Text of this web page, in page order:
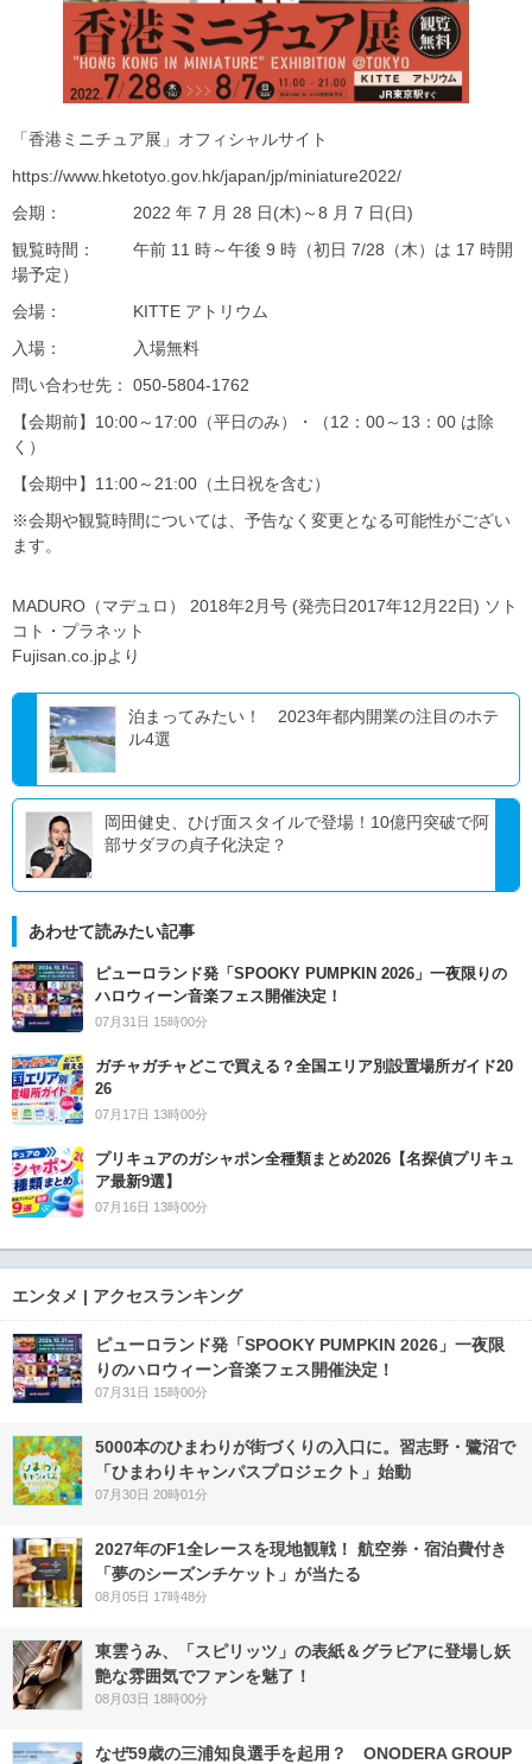
「香港ミニチュア展」オフィシャルサイト
https://www.hketotyo.gov.hk/japan/jp/miniature2022/
会期： 2022 年 7 月 28 日(木)～8 月 7 日(日)
観覧時間： 午前 11 時～午後 9 時（初日 7/28（木）は 17 時開
場予定）
会場： KITTE アトリウム
入場： 入場無料
問い合わせ先： 050-5804-1762
【会期前】10:00～17:00（平日のみ）・（12：00～13：00 は除
く）
【会期中】11:00～21:00（土日祝を含む）
※会期や観覧時間については、予告なく変更となる可能性がござい
ます。
MADURO（マデュロ） 2018年2月号 (発売日2017年12月22日) ソト
コト・プラネット
Fujisan.co.jpより
泊まってみたい！ 2023年都内開業の注目のホテ
ル4選
岡田健史、ひげ面スタイルで登場！10億円突破で阿
部サダヲの貞子化決定？
あわせて読みたい記事
ピューロランド発「SPOOKY PUMPKIN 2026」一夜限りの
ハロウィーン音楽フェス開催決定！
07月31日 15時00分
ガチャガチャどこで買える？全国エリア別設置場所ガイド20
26
07月17日 13時00分
プリキュアのガシャポン全種類まとめ2026【名探偵プリキュ
ア最新9選】
07月16日 13時00分
エンタメ | アクセスランキング
ピューロランド発「SPOOKY PUMPKIN 2026」一夜限
りのハロウィーン音楽フェス開催決定！
07月31日 15時00分
5000本のひまわりが街づくりの入口に。習志野・鷺沼で
「ひまわりキャンパスプロジェクト」始動
07月30日 20時01分
2027年のF1全レースを現地観戦！ 航空券・宿泊費付き
「夢のシーズンチケット」が当たる
08月05日 17時48分
東雲うみ、「スピリッツ」の表紙＆グラビアに登場し妖
艶な雰囲気でファンを魅了！
08月03日 18時00分
なぜ59歳の三浦知良選手を起用？ ONODERA GROUP